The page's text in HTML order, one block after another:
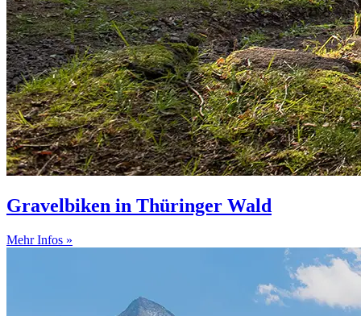
Gravelbiken in Thüringer Wald
Mehr Infos »